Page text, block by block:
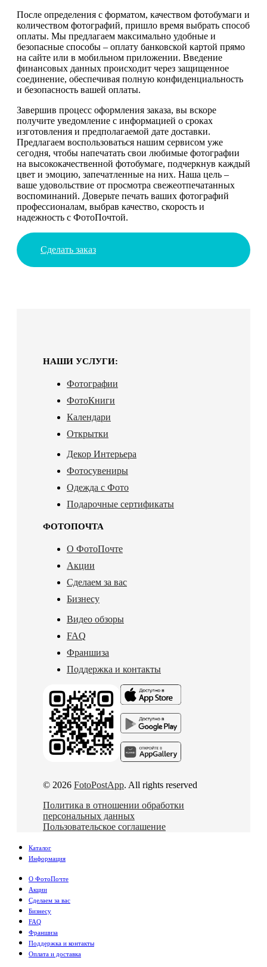
После определения с форматом, качеством фотобумаги и
количеством фотографий, пришло время выбрать способ
оплаты. Мы предлагаем максимально удобные и
безопасные способы – оплату банковской картой прямо
на сайте или в мобильном приложении. Введение
финансовых данных происходит через защищенное
соединение, обеспечивая полную конфиденциальность
и безопасность вашей оплаты.
Завершив процесс оформления заказа, вы вскоре
получите уведомление с информацией о сроках
изготовления и предполагаемой дате доставки.
Предлагаем воспользоваться нашим сервисом уже
сегодня, чтобы напечатать свои любимые фотографии
на высококачественной фотобумаге, подчеркнув каждый
цвет и эмоцию, запечатленные на них. Наша цель –
ваше удовольствие от просмотра свежеотпечатанных
воспоминаний. Доверьте печать ваших фотографий
профессионалам, выбрав качество, скорость и
надежность с ФотоПочтой.
Сделать заказ
НАШИ УСЛУГИ:
Фотографии
ФотоКниги
Календари
Открытки
Декор Интерьера
Фотосувениры
Одежда с Фото
Подарочные сертификаты
ФОТОПОЧТА
О ФотоПочте
Акции
Сделаем за вас
Бизнесу
Видео обзоры
FAQ
Франшиза
Поддержка и контакты
© 2026 FotoPostApp. All rights reserved
Политика в отношении обработки
персональных данных
Пользовательское соглашение
Каталог
Информация
О ФотоПочте
Акции
Сделаем за вас
Бизнесу
FAQ
Франшиза
Поддержка и контакты
Оплата и доставка